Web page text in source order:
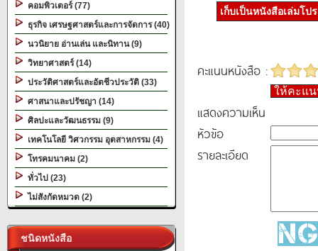
คอมพิวเตอร์ (77)
ธุรกิจ เศรษฐศาสตร์และการจัดการ (40)
นวนิยาย อ่านเล่น และนิทาน (9)
วิทยาศาสตร์ (14)
ประวัติศาสตร์และอัตชีวประวัติ (33)
ศาสนาและปรัชญา (14)
ศิลปะและวัฒนธรรม (9)
เทคโนโลยี วิศวกรรม อุตสาหกรรม (4)
โทรคมนาคม (2)
ทั่วไป (23)
ไม่สังกัดหมวด (2)
ชนิดหนังสือ
เก็บเป็นหนังสือเล่มโป
คะแนนหนังสือ :
ให้คะแ
แสดงความเห็น
หัวข้อ
รายละเอียด